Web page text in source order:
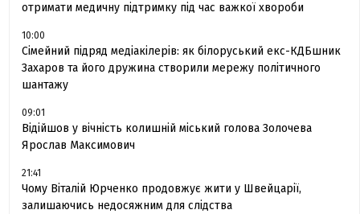
отримати медичну підтримку під час важкої хвороби
10:00
Сімейний підряд медіакілерів: як білоруський екс-КДБшник
Захаров та його дружина створили мережу політичного
шантажу
09:01
Відійшов у вічність колишній міський голова Золочева
Ярослав Максимович
21:41
Чому Віталій Юрченко продовжує жити у Швейцарії,
залишаючись недосяжним для слідства